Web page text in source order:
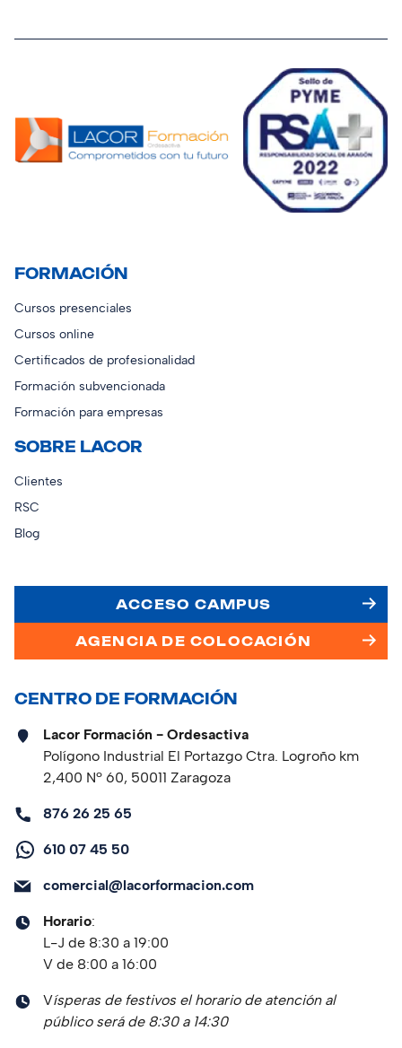
FORMACIÓN
Cursos presenciales
Cursos online
Certificados de profesionalidad
Formación subvencionada
Formación para empresas
SOBRE LACOR
Clientes
RSC
Blog
ACCESO CAMPUS
AGENCIA DE COLOCACIÓN
CENTRO DE FORMACIÓN
Lacor Formación - Ordesactiva
Polígono Industrial El Portazgo Ctra. Logroño km
2,400 Nº 60, 50011 Zaragoza
876 26 25 65
610 07 45 50
comercial@lacorformacion.com
Horario:
L-J de 8:30 a 19:00
V de 8:00 a 16:00
Vísperas de festivos el horario de atención al
público será de 8:30 a 14:30